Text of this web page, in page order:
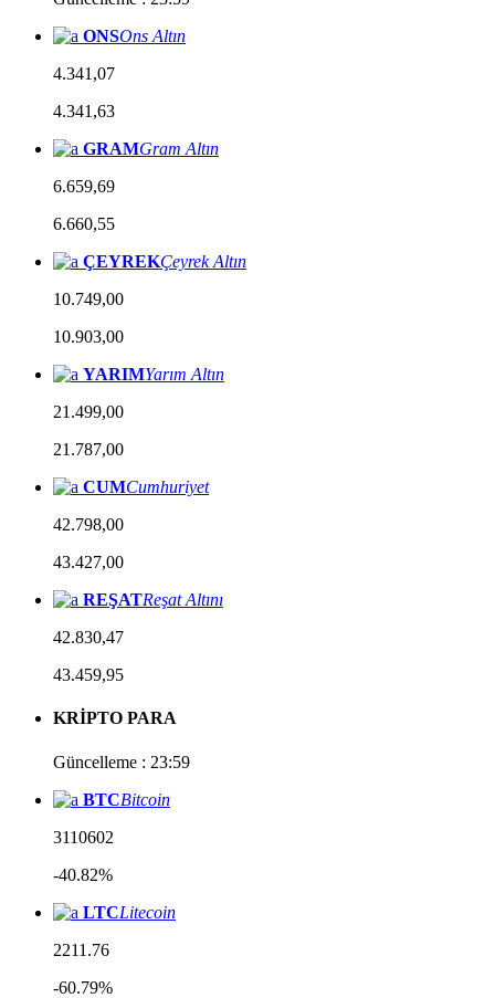
ONSOns Altın
4.341,07
4.341,63
GRAMGram Altın
6.659,69
6.660,55
ÇEYREKÇeyrek Altın
10.749,00
10.903,00
YARIMYarım Altın
21.499,00
21.787,00
CUMCumhuriyet
42.798,00
43.427,00
REŞATReşat Altını
42.830,47
43.459,95
KRİPTO PARA
Güncelleme : 23:59
BTCBitcoin
3110602
-40.82%
LTCLitecoin
2211.76
-60.79%